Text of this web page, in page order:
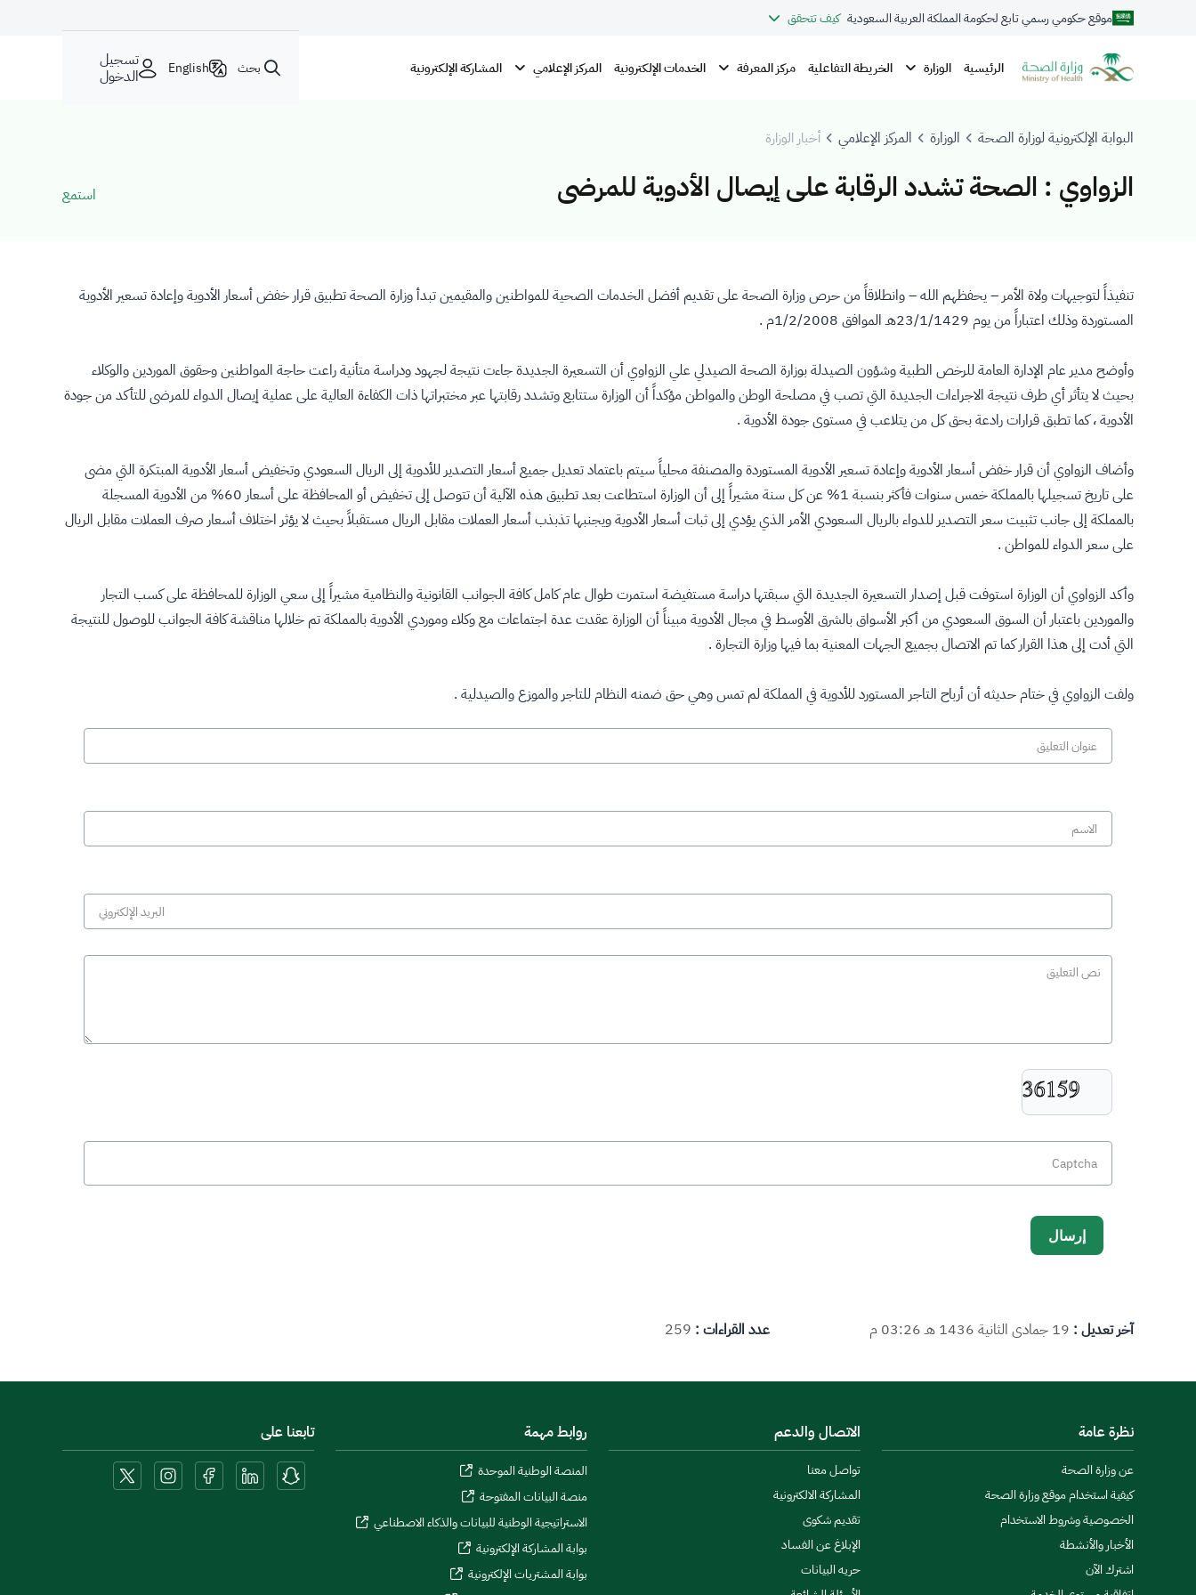
موقع حكومي رسمي تابع لحكومة المملكة العربية السعودية كيف تتحقق
الرئيسية الوزارة الخريطة التفاعلية مركز المعرفة الخدمات الإلكترونية المركز الإعلامي المشاركة الإلكترونية بحث English تسجيل
الدخول
البوابة الإلكترونية لوزارة الصحة الوزارة المركز الإعلامي أخبار الوزارة
الزواوي : الصحة تشدد الرقابة على إيصال الأدوية للمرضى استمع
تنفيذاً لتوجيهات ولاة الأمر – يحفظهم الله – وانطلاقاً من حرص وزارة الصحة على تقديم أفضل الخدمات الصحية للمواطنين والمقيمين تبدأ وزارة الصحة تطبيق قرار خفض أسعار الأدوية وإعادة تسعير الأدوية
المستوردة وذلك اعتباراً من يوم 23/1/1429هـ الموافق 1/2/2008م .
وأوضح مدير عام الإدارة العامة للرخص الطبية وشؤون الصيدلة بوزارة الصحة الصيدلي علي الزواوي أن التسعيرة الجديدة جاءت نتيجة لجهود ودراسة متأنية راعت حاجة المواطنين وحقوق الموردين والوكلاء
بحيث لا يتأثر أي طرف نتيجة الاجراءات الجديدة التي تصب في مصلحة الوطن والمواطن مؤكداً أن الوزارة ستتابع وتشدد رقابتها عبر مختبراتها ذات الكفاءة العالية على عملية إيصال الدواء للمرضى للتأكد من جودة
الأدوية ، كما تطبق قرارات رادعة بحق كل من يتلاعب في مستوى جودة الأدوية .
وأضاف الزواوي أن قرار خفض أسعار الأدوية وإعادة تسعير الأدوية المستوردة والمصنفة محلياً سيتم باعتماد تعديل جميع أسعار التصدير للأدوية إلى الريال السعودي وتخفيض أسعار الأدوية المبتكرة التي مضى
على تاريخ تسجيلها بالمملكة خمس سنوات فأكثر بنسبة 1% عن كل سنة مشيراً إلى أن الوزارة استطاعت بعد تطبيق هذه الآلية أن تتوصل إلى تخفيض أو المحافظة على أسعار 60% من الأدوية المسجلة
بالمملكة إلى جانب تثبيت سعر التصدير للدواء بالريال السعودي الأمر الذي يؤدي إلى ثبات أسعار الأدوية ويجنبها تذبذب أسعار العملات مقابل الريال مستقبلاً بحيث لا يؤثر اختلاف أسعار صرف العملات مقابل الريال
على سعر الدواء للمواطن .
وأكد الزواوي أن الوزارة استوفت قبل إصدار التسعيرة الجديدة التي سبقتها دراسة مستفيضة استمرت طوال عام كامل كافة الجوانب القانونية والنظامية مشيراً إلى سعي الوزارة للمحافظة على كسب التجار
والموردين باعتبار أن السوق السعودي من أكبر الأسواق بالشرق الأوسط في مجال الأدوية مبيناً أن الوزارة عقدت عدة اجتماعات مع وكلاء وموردي الأدوية بالمملكة تم خلالها مناقشة كافة الجوانب للوصول للنتيجة
التي أدت إلى هذا القرار كما تم الاتصال بجميع الجهات المعنية بما فيها وزارة التجارة .
ولفت الزواوي في ختام حديثه أن أرباح التاجر المستورد للأدوية في المملكة لم تمس وهي حق ضمنه النظام للتاجر والموزع والصيدلية .
آخر تعديل : 19 جمادى الثانية 1436 هـ 03:26 م عدد القراءات : 259
نظرة عامة
عن وزارة الصحة
كيفية استخدام موقع وزارة الصحة
الخصوصية وشروط الاستخدام
الأخبار والأنشطة
اشترك الآن
الاتصال والدعم
تواصل معنا
المشاركة الالكترونية
تقديم شكوى
الإبلاغ عن الفساد
حريه البيانات
روابط مهمة
المنصة الوطنية الموحدة
منصة البيانات المفتوحة
الاستراتيجية الوطنية للبيانات والذكاء الاصطناعي
بوابة المشاركة الإلكترونية
بوابة المشتريات الإلكترونية
تابعنا على